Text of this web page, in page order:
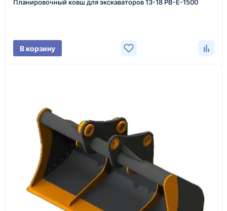
проверка товара перед отправкой клиенту
Как оформить заказ
1
Заявка
Планировочный ковш для экскаваторов 13-18 PB-E-1500
В корзину